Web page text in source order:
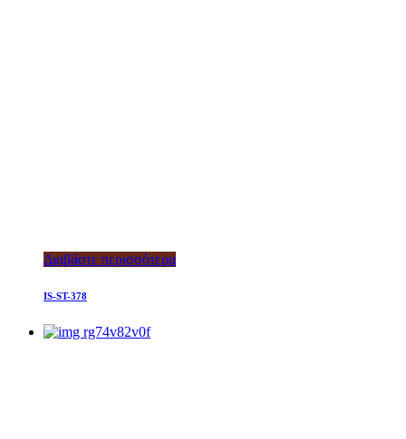
Διαβάστε περισσότερα
IS-ST-378